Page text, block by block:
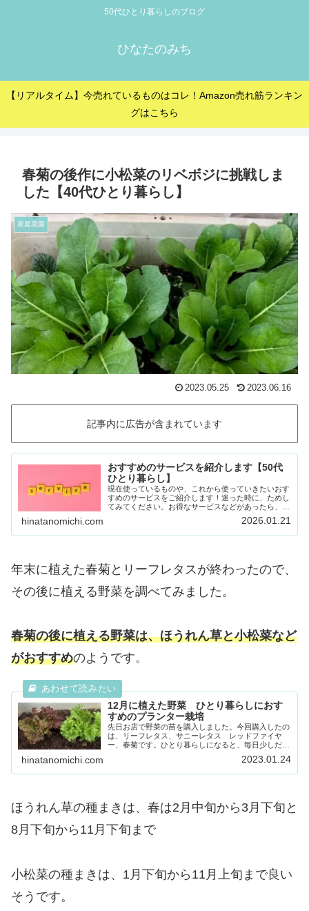
50代ひとり暮らしのブログ
ひなたのみち
【リアルタイム】今売れているものはコレ！Amazon売れ筋ランキン
グはこちら
春菊の後作に小松菜のリベボジに挑戦しま
した【40代ひとり暮らし】
家庭菜園
2023.05.25 2023.06.16
記事内に広告が含まれています
おすすめのサービスを紹介します【50代
ひとり暮らし】
現在使っているものや、これから使っていきたいおす
すめのサービスをご紹介します！迷った時に、ためし
てみてください。お得なサービスなどがあったら、随
時載せていきます！Amazon prime (アマゾンプラ
イム) 30日間の無料体験ができます。…
hinatanomichi.com 2026.01.21
年末に植えた春菊とリーフレタスが終わったので、
その後に植える野菜を調べてみました。
春菊の後に植える野菜は、ほうれん草と小松菜など
がおすすめのようです。
12月に植えた野菜 ひとり暮らしにおす
すめのプランター栽培
先日お店で野菜の苗を購入しました。今回購入したの
は、リーフレタス、サニーレタス レッドファイヤ
ー、春菊です。ひとり暮らしになると、毎日少しだけ
にしました。リーフレタスや春菊も天候によって、と
hinatanomichi.com 2023.01.24
ほうれん草の種まきは、春は2月中旬から3月下旬と
8月下旬から11月下旬まで
小松菜の種まきは、1月下旬から11月上旬まで良い
そうです。